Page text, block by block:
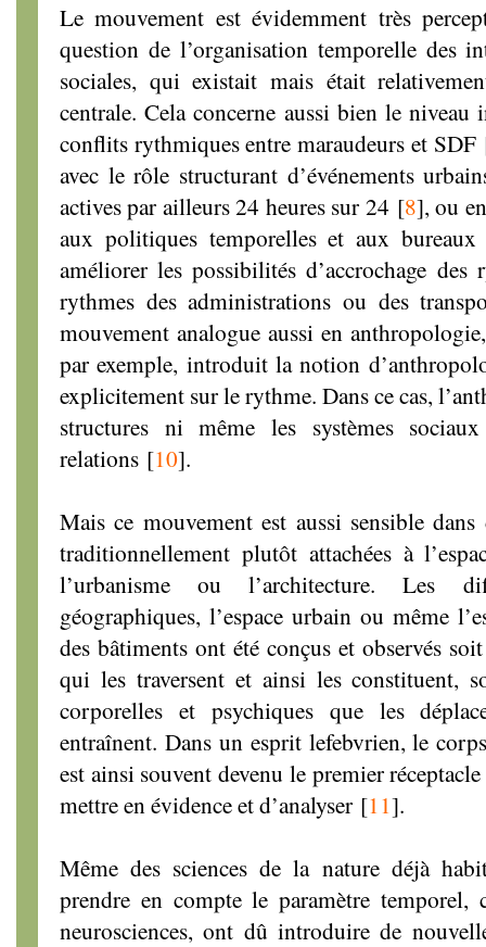
Le mouvement est évidemment très
question de l’organisation temporelle des
sociales, qui existait mais était
centrale. Cela concerne aussi bien le
conflits rythmiques entre maraudeurs et SDF
avec le rôle structurant d’événements
actives par ailleurs 24 heures sur 24 [8], ou
aux politiques temporelles et aux
améliorer les possibilités d’accrochage
rythmes des administrations ou des
mouvement analogue aussi en
par exemple, introduit la notion
explicitement sur le rythme. Dans ce cas,
structures ni même les systèmes
relations [10].
Mais ce mouvement est aussi sensible
traditionnellement plutôt attachées à
l’urbanisme ou l’architecture. Les
géographiques, l’espace urbain ou même
des bâtiments ont été conçus et observés
qui les traversent et ainsi les constituent,
corporelles et psychiques que les
entraînent. Dans un esprit lefebvrien, le
est ainsi souvent devenu le premier
mettre en évidence et d’analyser [11].
Même des sciences de la nature déjà
prendre en compte le paramètre
neurosciences, ont dû introduire de